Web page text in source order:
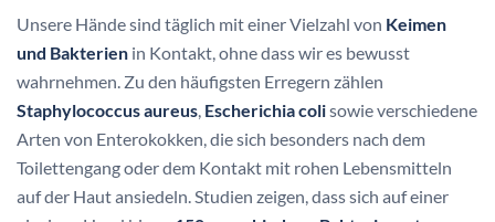
Unsere Hände sind täglich mit einer Vielzahl von Keimen
und Bakterien in Kontakt, ohne dass wir es bewusst
wahrnehmen. Zu den häufigsten Erregern zählen
Staphylococcus aureus, Escherichia colisowie verschiedene
Arten von Enterokokken, die sich besonders nach dem
Toilettengang oder dem Kontakt mit rohen Lebensmitteln
auf der Haut ansiedeln. Studien zeigen, dass sich auf einer